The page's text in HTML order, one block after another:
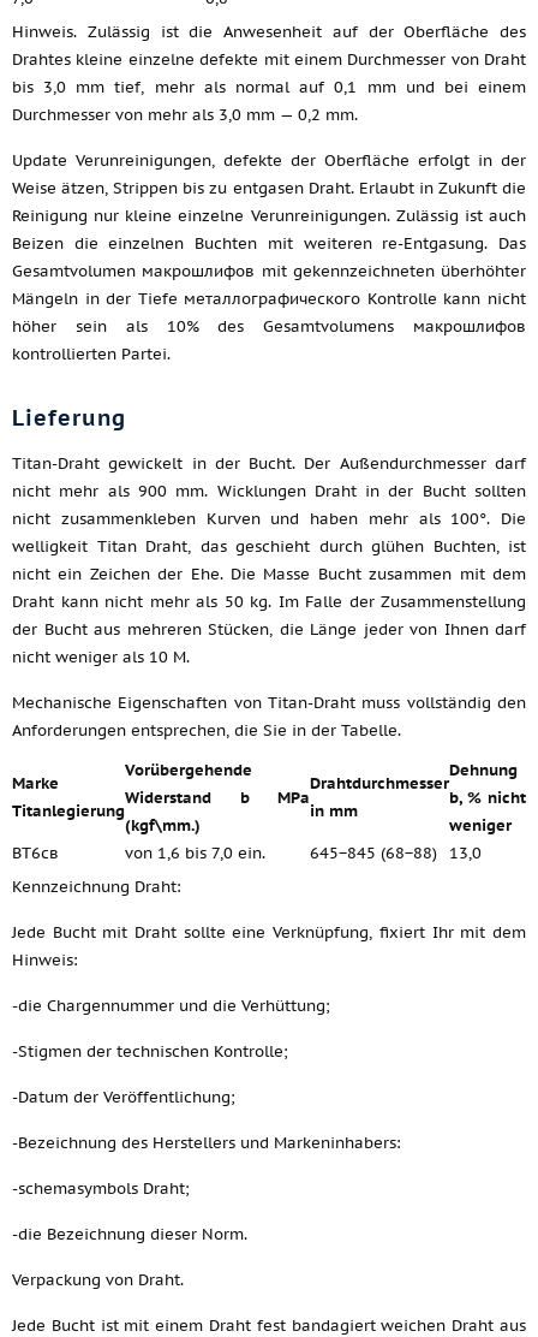
Hinweis. Zulässig ist die Anwesenheit auf der Oberfläche des
Drahtes kleine einzelne defekte mit einem Durchmesser von Draht
bis 3,0 mm tief, mehr als normal auf 0,1 mm und bei einem
Durchmesser von mehr als 3,0 mm — 0,2 mm.
Update Verunreinigungen, defekte der Oberfläche erfolgt in der
Weise ätzen, Strippen bis zu entgasen Draht. Erlaubt in Zukunft die
Reinigung nur kleine einzelne Verunreinigungen. Zulässig ist auch
Beizen die einzelnen Buchten mit weiteren re-Entgasung. Das
Gesamtvolumen макрошлифов mit gekennzeichneten überhöhter
Mängeln in der Tiefe металлографического Kontrolle kann nicht
höher sein als 10% des Gesamtvolumens макрошлифов
kontrollierten Partei.
Lieferung
Titan-Draht gewickelt in der Bucht. Der Außendurchmesser darf
nicht mehr als 900 mm. Wicklungen Draht in der Bucht sollten
nicht zusammenkleben Kurven und haben mehr als 100°. Die
welligkeit Titan Draht, das geschieht durch glühen Buchten, ist
nicht ein Zeichen der Ehe. Die Masse Bucht zusammen mit dem
Draht kann nicht mehr als 50 kg. Im Falle der Zusammenstellung
der Bucht aus mehreren Stücken, die Länge jeder von Ihnen darf
nicht weniger als 10 M.
Mechanische Eigenschaften von Titan-Draht muss vollständig den
Anforderungen entsprechen, die Sie in der Tabelle.
Marke
Titanlegierung
Vorübergehende
Widerstand b MPa
(kgf\mm.)
Drahtdurchmesser
in mm
Dehnung
b, % nicht
weniger
ВТ6св
von 1,6 bis 7,0 ein. 645−845 (68−88)
13,0
Kennzeichnung Draht:
Jede Bucht mit Draht sollte eine Verknüpfung, fixiert Ihr mit dem
Hinweis:
-die Chargennummer und die Verhüttung;
-Stigmen der technischen Kontrolle;
-Datum der Veröffentlichung;
-Bezeichnung des Herstellers und Markeninhabers:
-schemasymbols Draht;
-die Bezeichnung dieser Norm.
Verpackung von Draht.
Jede Bucht ist mit einem Draht fest bandagiert weichen Draht aus